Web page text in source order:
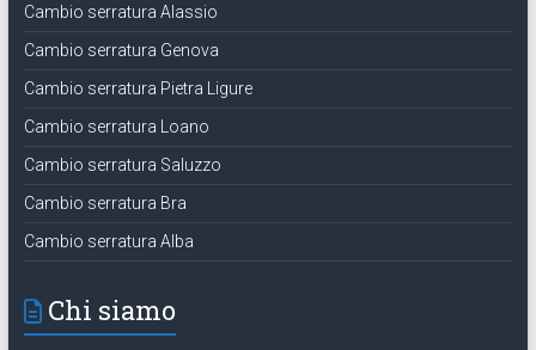
Cambio serratura Alassio
Cambio serratura Genova
Cambio serratura Pietra Ligure
Cambio serratura Loano
Cambio serratura Saluzzo
Cambio serratura Bra
Cambio serratura Alba
Chi siamo